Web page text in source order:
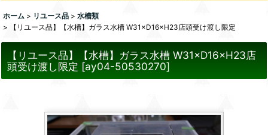
ホーム > リユース品 > 水槽類
>
【リユース品】【水槽】ガラス水槽 W31×D16×H23店頭受け渡し限定
【リユース品】【水槽】ガラス水槽 W31×D16×H23店
頭受け渡し限定 [ay04-50530270]